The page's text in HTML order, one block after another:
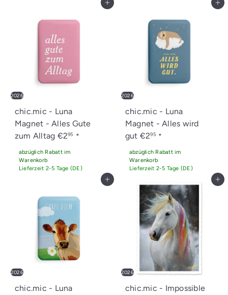
In den Einkaufswagen legen
2026
chic.mic - Luna
Magnet - Alles Gute
zum Alltag €295 *
abzüglich Rabatt im
Warenkorb
Lieferzeit 2-5 Tage (DE)
In den Einkaufswagen legen
2026
chic.mic - Luna
Magnet - Alles wird
gut €295 *
abzüglich Rabatt im
Warenkorb
Lieferzeit 2-5 Tage (DE)
In den Einkaufswagen legen
2026
chic.mic - Luna
In den Einkaufswagen legen
2026
chic.mic - Impossible